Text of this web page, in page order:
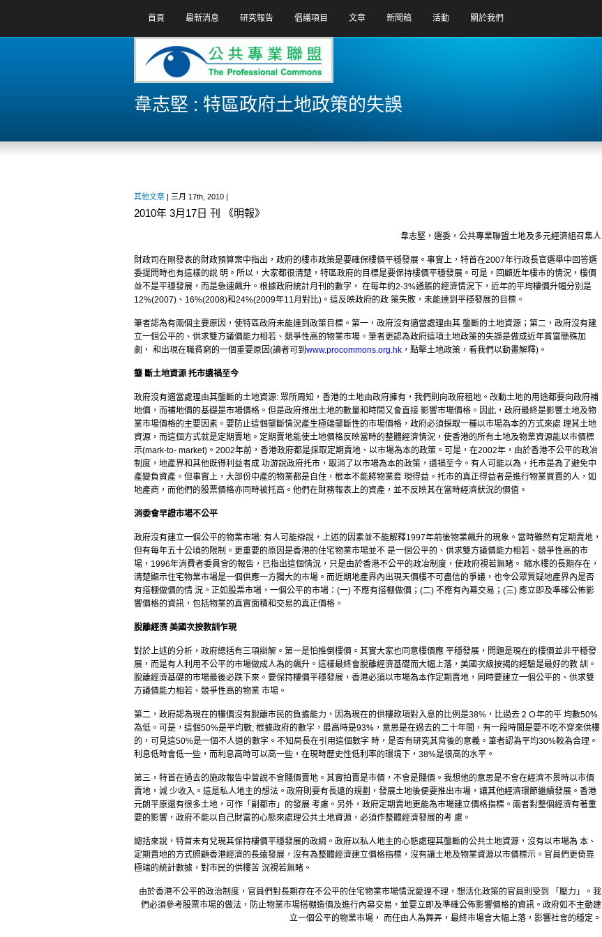
首頁 最新消息 研究報告 倡議項目 文章 新聞稿 活動 關於我們
韋志堅 : 特區政府土地政策的失誤
其他文章 | 三月 17th, 2010 |
2010年 3月17日 刊 《明報》
韋志堅，選委，公共專業聯盟土地及多元經濟組召集人
財政司在剛發表的財政預算案中指出，政府的樓市政策是要確保樓價平穩發展。事實上，特首在2007年行政長官選舉中回答選
委提問時也有這樣的說 明。所以，大家都很清楚，特區政府的目標是要保持樓價平穩發展。可是，回顧近年樓市的情況，樓價
並不是平穩發展，而是急速飆升。根據政府統計月刊的數字， 在每年約2-3%通脹的經濟情況下，近年的平均樓價升幅分別是
12%(2007)、16%(2008)和24%(2009年11月對比)。這反映政府的政 策失敗，未能達到平穩發展的目標。
筆者認為有兩個主要原因，使特區政府未能達到政策目標。第一，政府沒有適當處理由其 壟斷的土地資源；第二，政府沒有建
立一個公平的、供求雙方議價能力相若、競爭性高的物業市場。筆者更認為政府這項土地政策的失誤是做成近年貧富懸殊加
劇， 和出現在職貧窮的一個重要原因(讀者可到 www.procommons.org.hk ，點擊土地政策，看我們以動畫解釋)。
壟 斷土地資源 托市遺禍至今
政府沒有適當處理由其壟斷的土地資源: 眾所周知，香港的土地由政府擁有，我們則向政府租地。改動土地的用途都要向政府補
地價，而補地價的基礎是市場價格。但是政府推出土地的數量和時間又會直接 影響市場價格。因此，政府最終是影響土地及物
業市場價格的主要因素。要防止這個壟斷情況產生極端壟斷性的市場價格，政府必須採取一種以市場為本的方式來處 理其土地
資源，而這個方式就是定期賣地。定期賣地能使土地價格反映當時的整體經濟情況，使香港的所有土地及物業資源能以市價標
示(mark-to- market)。2002年前，香港政府都是採取定期賣地、以市場為本的政策。可是，在2002年，由於香港不公平的政冶
制度，地產界和其他既得利益者成 功游說政府托市，取消了以市場為本的政策，遺禍至今。有人可能以為，托市是為了避免中
產變負資產。但事實上，大部份中產的物業都是自住，根本不能將物業套 現得益。托市的真正得益者是進行物業買賣的人，如
地產商，而他們的股票價格亦同時被托高。他們在財務報表上的資產，並不反映其在當時經濟狀況的價值。
消委會早證市場不公平
政府沒有建立一個公平的物業市場: 有人可能辯說，上述的因素並不能解釋1997年前後物業飆升的現象。當時雖然有定期賣地，
但有每年五十公頃的限制。更重要的原因是香港的住宅物業市場並不 是一個公平的、供求雙方議價能力相若、競爭性高的市
場，1996年消費者委員會的報告，已指出這個情況，只是由於香港不公平的政冶制度，使政府視若無睹。 縮水樓的長期存在，
清楚顯示住宅物業市場是一個供應一方獨大的市場。而近期地產界內出現天價樓不可盡信的爭議，也令公眾質疑地產界內是否
有搭棚做價的情 況。正如股票市場，一個公平的市場：(一) 不應有搭棚做價；(二) 不應有內幕交易；(三) 應立即及準確公佈影
響價格的資訊，包括物業的真實面積和交易的真正價格。
脫離經濟 美國次按教訓乍現
對於上述的分析，政府總括有三項辯解。第一是怕推倒樓價。其實大家也同意樓價應 平穩發展，問題是現在的樓價並非平穩發
展，而是有人利用不公平的市場做成人為的飆升。這樣最終會脫離經濟基礎而大幅上落，美國次級按揭的經驗是最好的教 訓。
脫離經濟基礎的市場最後必跌下來。要保持樓價平穩發展，香港必須以市場為本作定期賣地，同時要建立一個公平的、供求雙
方議價能力相若、競爭性高的物業 市場。
第二，政府認為現在的樓價沒有脫離市民的負擔能力，因為現在的供樓款項對入息的比例是38%，比過去２Ｏ年的平 均數50%
為低。可是，這個50%是平均數; 根據政府的數字，最高時是93%，意思是在過去的二十年間，有一段時間是要不吃不穿來供樓
的，可見這50%是一個不人道的數字。不知局長在引用這個數字 時，是否有研究其背後的意義。筆者認為平均30%較為合理。
利息低時會低一些，而利息高時可以高一些，在現時歷史性低利率的環境下，38%是很高的水平。
第三，特首在過去的施政報告中曾說不會賤價賣地。其實拍賣是市價，不會是賤價。我想他的意思是不會在經濟不景時以市價
賣地，減 少收入。這是私人地主的想法。政府則要有長遠的規劃，發展土地後便要推出市場，讓其他經濟環節繼續發展。香港
元朗平原還有很多土地，可作「副都市」的發展 考慮。另外，政府定期賣地更能為市場建立價格指標。兩者對整個經濟有著重
要的影響，政府不能以自己財富的心態來處理公共土地資源，必須作整體經濟發展的考 慮。
總括來說，特首未有兌現其保持樓價平穩發展的政綱。政府以私人地主的心態處理其壟斷的公共土地資源，沒有以市場為 本、
定期賣地的方式照顧香港經濟的長遠發展，沒有為整體經濟建立價格指標，沒有讓土地及物業資源以市價標示。官員們更倚靠
極端的統計數據，對市民的供樓苦 況視若無睹。
由於香港不公平的政治制度，官員們對長期存在不公平的住宅物業市場情況愛理不理，想活化政策的官員則受到 「壓力」。我
們必須參考股票市場的做法，防止物業市場搭棚造價及進行內幕交易，並要立即及準確公佈影響價格的資訊。政府如不主動建
立一個公平的物業市場， 而任由人為舞弄，最終市場會大幅上落，影響社會的穩定。